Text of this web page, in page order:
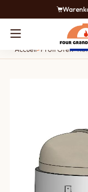
Accueil>Profi Öfen>